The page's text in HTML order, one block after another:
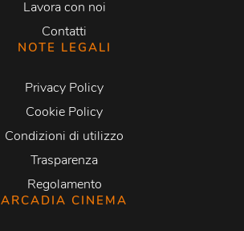
Lavora con noi
Contatti
NOTE LEGALI
Privacy Policy
Cookie Policy
Condizioni di utilizzo
Trasparenza
Regolamento
ARCADIA CINEMA